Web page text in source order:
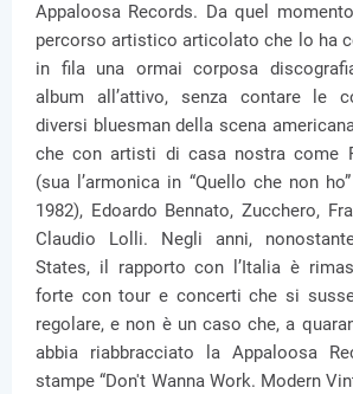
Appaloosa Records. Da quel
percorso artistico articolato che lo ha
in fila una ormai corposa
album all’attivo, senza contare le
diversi bluesman della scena
che con artisti di casa nostra come
(sua l’armonica in “Quello che non ho”
1982), Edoardo Bennato, Zucchero,
Claudio Lolli. Negli anni,
States, il rapporto con l’Italia è
forte con tour e concerti che si
regolare, e non è un caso che, a
abbia riabbracciato la Appaloosa
stampe “Don't Wanna Work. Modern